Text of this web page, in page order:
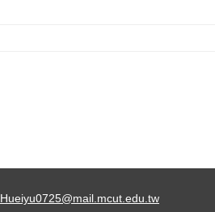
Hueiyu0725@mail.mcut.edu.tw